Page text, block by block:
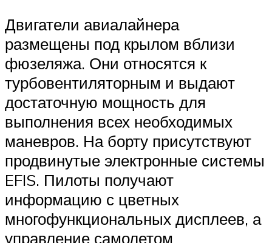
Двигатели авиалайнера
размещены под крылом вблизи
фюзеляжа. Они относятся к
турбовентиляторным и выдают
достаточную мощность для
выполнения всех необходимых
маневров. На борту присутствуют
продвинутые электронные системы
EFIS. Пилоты получают
информацию с цветных
многофункциональных дисплеев, а
управление самолетом